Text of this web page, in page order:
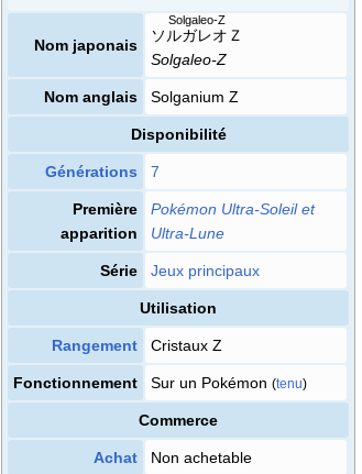
Nom japonais
ソルガレオＺ
Solgaleo-Z
Solgaleo-Z
Nom anglais Solganium Z
Disponibilité
Générations 7
Première
apparition
Pokémon Ultra-Soleil et
Ultra-Lune
Série Jeux principaux
Utilisation
Rangement Cristaux Z
Fonctionnement Sur un Pokémon (tenu)
Commerce
Achat Non achetable